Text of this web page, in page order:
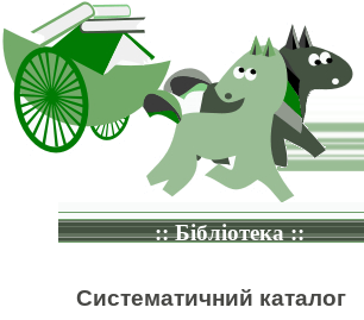
:: Бібліотека ::
Систематичний каталог